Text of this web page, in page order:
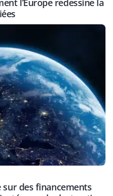
l’Europe redessine la
sur des financements